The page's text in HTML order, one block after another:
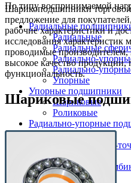
По типу воспринимаемой
Радиальные
Радиальные
Радиальные
Радиально-
Радиально-
Упорные
Упорные подшипники
Шариковые
Роликовые
Радиально-упорные
Шариковые
Шариковые с 4-
Игольчатые
Шариковые
роликами
Шарикоподшипники
предложение для
рабочие характеристики и
исследования характеристик
проводимые производителем,
высокое качество продукции,
функциональность.
Шариковые